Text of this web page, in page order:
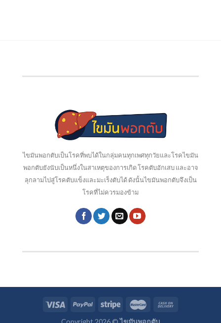
ไขมันพอกตับเป็นโรคที่พบได้ในกลุ่มคนทุกเพศทุกวัยและโรคไขมัน
พอกตับยังนับเป็นหนึ่งในสาเหตุของการเกิด โรคตับอักเสบ และอาจ
ลุกลามไปสู่โรคตับแข็งและมะเร็งตับได้ ดังนั้นไขมันพอกตับจึงเป็น
โรคที่ไม่ควรมองข้าม